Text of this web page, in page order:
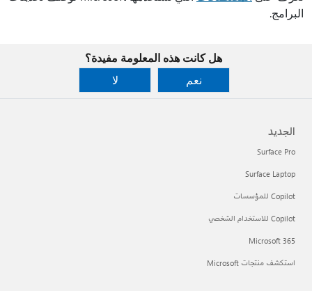
البرامج.
هل كانت هذه المعلومة مفيدة؟
نعم
لا
الجديد
Surface Pro
Surface Laptop
Copilot للمؤسسات
Copilot للاستخدام الشخصي
Microsoft 365
استكشف منتجات Microsoft